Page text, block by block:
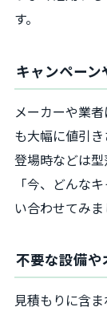
す。
キャンペーン
メーカーや業
も大幅に値引
登場時などは型
「今、どんな
い合わせてみま
不要な設備や
見積もりに含